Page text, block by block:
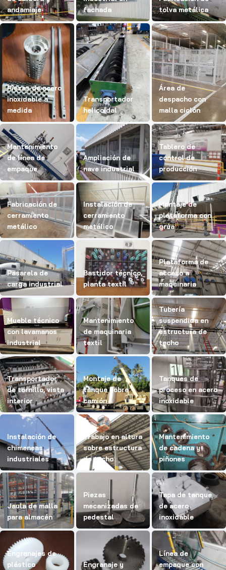
andamiaje
fachada
tolva metálica
Piezas de acero
inoxidable a
medida
Transportador
helicoidal
Área de
despacho con
malla ciclón
Mantenimiento
de línea de
empaque
Ampliación de
nave industrial
Tablero de
control de
producción
Fabricación de
cerramiento
metálico
Instalación de
cerramiento
metálico
Montaje de
plataforma con
grúa
Pasarela de
carga industrial
Bastidor técnico,
planta textil
Plataforma de
acceso a
maquinaria
Mueble técnico
con lavamanos
industrial
Mantenimiento
de maquinaria
textil
Tubería
suspendida en
estructura de
techo
Transportador
de tornillo, vista
interior
Montaje de
tanque sobre
camión
Tanques de
proceso en acero
inoxidable
Instalación de
chimeneas
industriales
Trabajo en altura
sobre estructura
de techo
Mantenimiento
de cadena y
piñones
Jaula de malla
para almacén
Piezas
mecanizadas de
pedestal
Tapa de tanque
de acero
inoxidable
Engranajes de
plástico
Engranaje y
Línea de
empaque con